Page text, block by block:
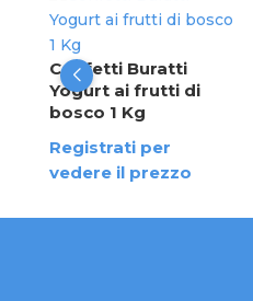
Confetti Buratti
Yogurt ai frutti di
bosco 1 Kg
Registrati per
vedere il prezzo